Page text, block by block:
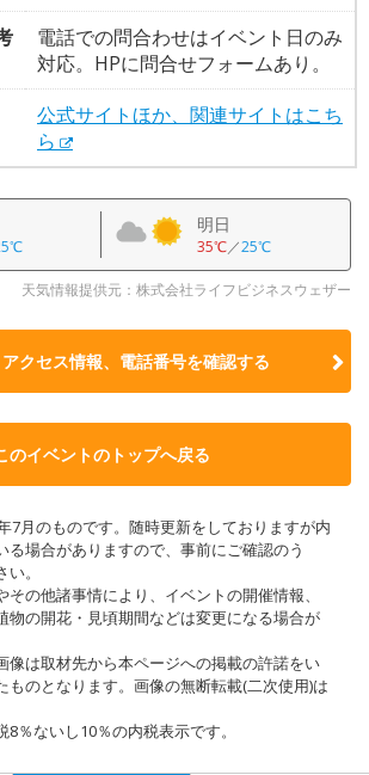
電話での問合わせはイベント日のみ
対応。HPに問合せフォームあり。
公式サイトほか、関連サイトはこち
ら
明日
35℃／25℃
天気情報提供元：株式会社ライフビジネスウェザー
クセス情報、電話番号を確認する
のイベントのトップへ戻る
7月のものです。随時更新をしておりますが内
る場合がありますので、事前にご確認のう
。
の他諸事情により、イベントの開催情報、
物の開花・見頃期間などは変更になる場合が
は取材先から本ページへの掲載の許諾をい
ものとなります。画像の無断転載(二次使用)は
％ないし10％の内税表示です。